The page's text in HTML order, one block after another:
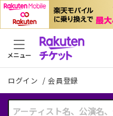
ログイン /会員登録
メニュー